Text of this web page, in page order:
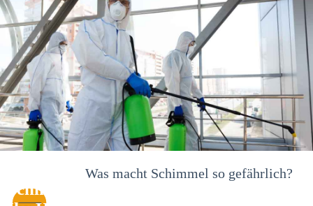
Schimmelexperte in Pfeffingen –
Was macht Schimmel so gefährlich?